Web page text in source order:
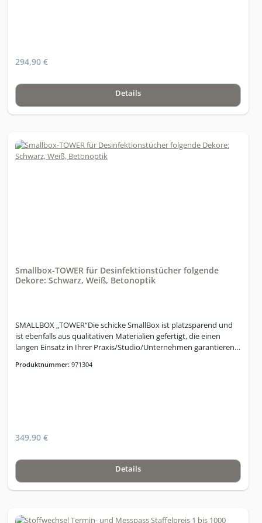
294,90 €
Details
Smallbox-TOWER für Desinfektionstücher folgende
Dekore: Schwarz, Weiß, Betonoptik
SMALLBOX „TOWER“Die schicke SmallBox ist platzsparend und
ist ebenfalls aus qualitativen Materialien gefertigt, die einen
langen Einsatz in Ihrer Praxis/Studio/Unternehmen garantieren.
Schwarz, Weiß, Betonoptik
Produktnummer: 971304
349,90 €
Details